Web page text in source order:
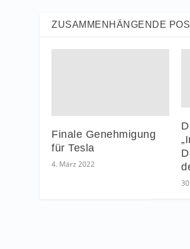
ZUSAMMENHÄNGENDE
Finale Genehmigung
für Tesla
4. März 2022